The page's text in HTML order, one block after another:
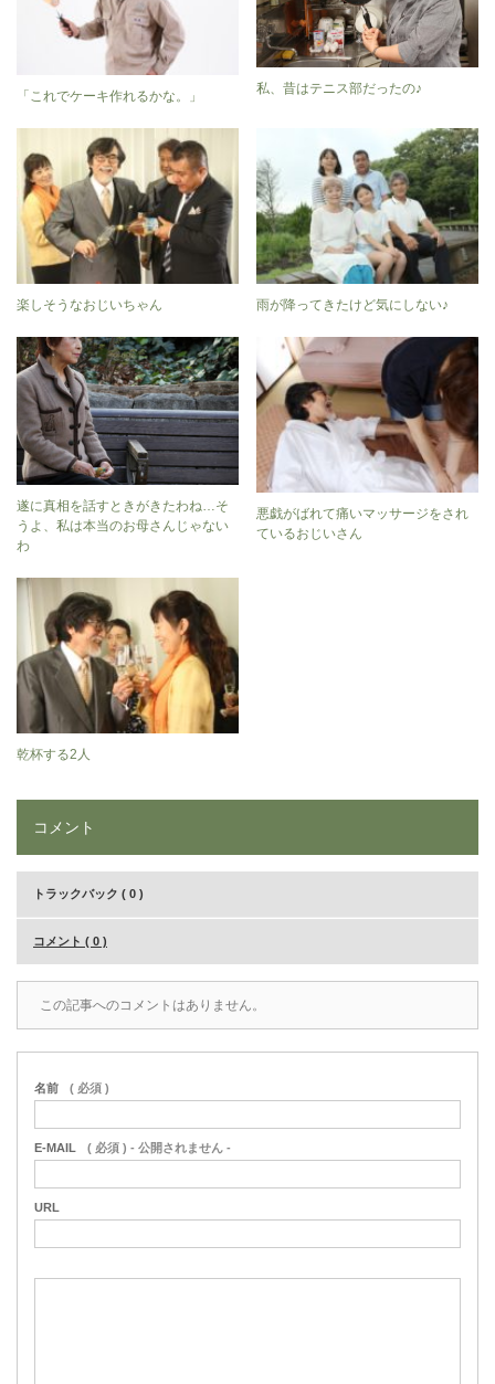
「これでケーキ作れるかな。」
私、昔はテニス部だったの♪
楽しそうなおじいちゃん 雨が降ってきたけど気にしない♪
遂に真相を話すときがきたわね…そ
うよ、私は本当のお母さんじゃない
わ
悪戯がばれて痛いマッサージをされ
ているおじいさん
乾杯する2人
コメント
トラックバック ( 0 )
コメント ( 0 )
この記事へのコメントはありません。
名前 ( 必須 )
E-MAIL ( 必須 ) - 公開されません -
URL